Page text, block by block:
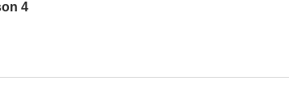
4